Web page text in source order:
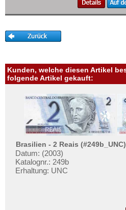
Privatsphäre und
Liefer- und Versandkosten
AGB
Impressum
Kunden, welche diesen Artikel
folgende Artikel gekauft:
Brasilien - 2 Reais (#249b_UNC)
Datum: (2003)
Katalognr.: 249b
Erhaltung: UNC